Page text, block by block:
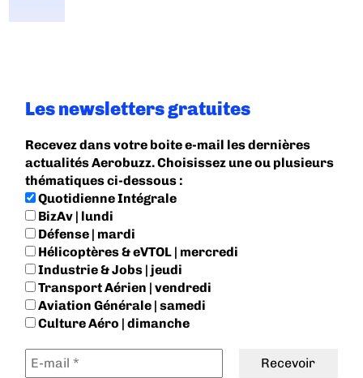
Les newsletters gratuites
Recevez dans votre boite e-mail les dernières
actualités Aerobuzz. Choisissez une ou plusieurs
thématiques ci-dessous :
Quotidienne Intégrale
BizAv | lundi
Défense | mardi
Hélicoptères & eVTOL | mercredi
Industrie & Jobs | jeudi
Transport Aérien | vendredi
Aviation Générale | samedi
Culture Aéro | dimanche